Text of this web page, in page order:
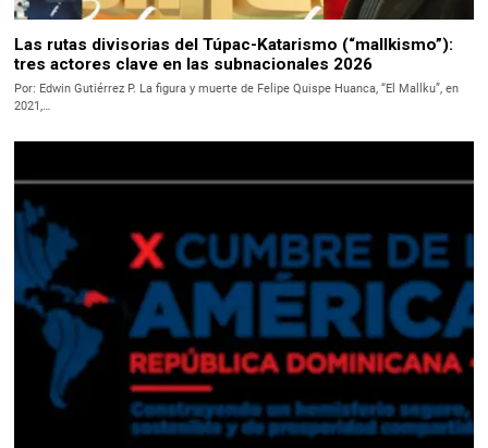
Las rutas divisorias del Túpac-Katarismo (“mallkismo”):
tres actores clave en las subnacionales 2026
Por: Edwin Gutiérrez P. La figura y muerte de Felipe Quispe Huanca, “El Mallku”, en
2021,…